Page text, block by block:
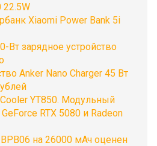
22.5W
Xiaomi Power Bank 5i
Вт зарядное устройство
Anker Nano Charger 45 Вт
YT850. Модульный
RTX 5080 и Radeon
на 26000 мАч оценен